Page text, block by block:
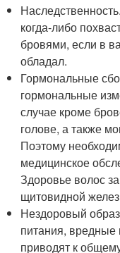
когда-либо
бровями, если в
обладал.
Гормональные
гормональные
случае кроме
голове, а также
Поэтому
медицинское
Здоровье волос
щитовидной
Нездоровый
питания, вредные
приводят к